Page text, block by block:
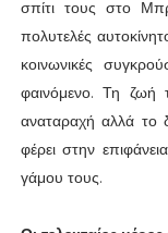
σπίτι τους στο
πολυτελές
κοινωνικές
φαινόμενο. Τη ζωή
αναταραχή αλλά το
φέρει στην
γάμου τους.